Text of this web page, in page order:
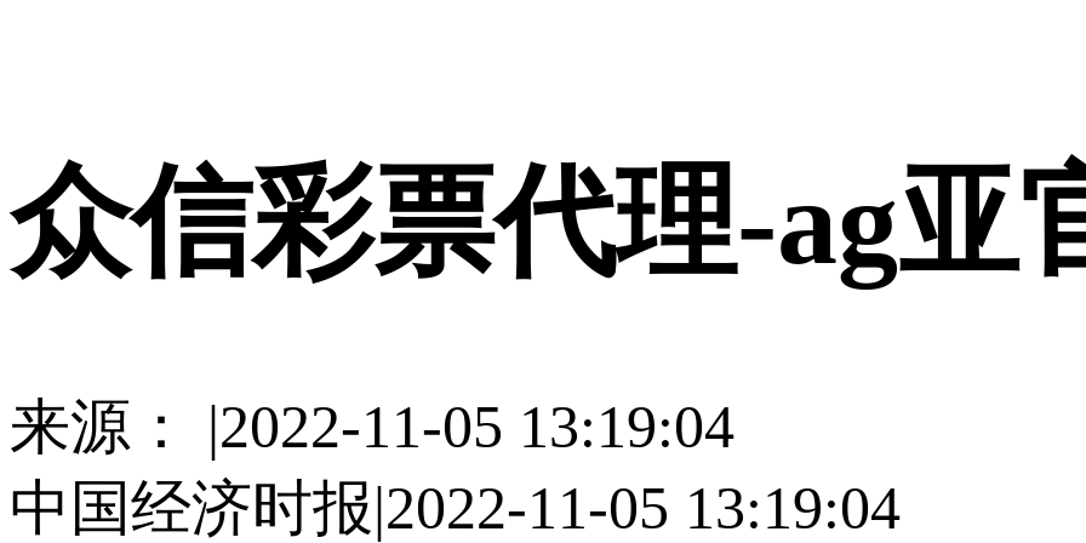
众信彩票代理-ag亚
来源： |2022-11-05 13:19:04
中国经济时报|2022-11-05 13:19:04